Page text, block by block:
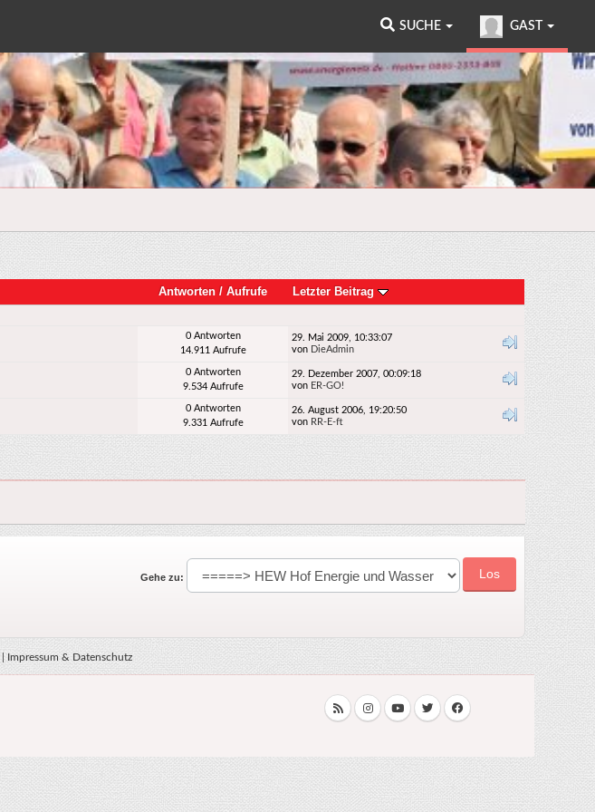
GAST
SUCHE
Antworten /Aufrufe Letzter Beitrag
0 Antworten
14.911 Aufrufe
29. Mai 2009, 10:33:07
von DieAdmin
0 Antworten
9.534 Aufrufe
29. Dezember 2007, 00:09:18
von ER-GO!
0 Antworten
9.331 Aufrufe
26. August 2006, 19:20:50
von RR-E-ft
Gehe zu:
Impressum & Datenschutz